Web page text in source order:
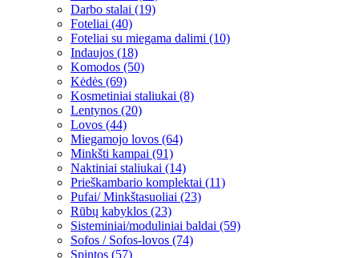
Darbo stalai (19)
Foteliai (40)
Foteliai su miegama dalimi (10)
Indaujos (18)
Komodos (50)
Kėdės (69)
Kosmetiniai staliukai (8)
Lentynos (20)
Lovos (44)
Miegamojo lovos (64)
Minkšti kampai (91)
Naktiniai staliukai (14)
Prieškambario komplektai (11)
Pufai/ Minkštasuoliai (23)
Rūbų kabyklos (23)
Sisteminiai/moduliniai baldai (59)
Sofos / Sofos-lovos (74)
Spintos (57)